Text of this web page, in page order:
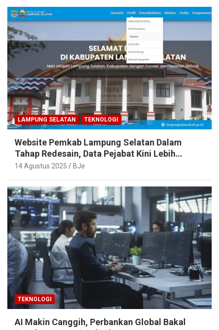
LAMPUNG SELATAN TEKNOLOGI
Website Pemkab Lampung Selatan Dalam
Tahap Redesain, Data Pejabat Kini Lebih
Mudah Diakses
14 Agustus 2025 BJe
TEKNOLOGI
AI Makin Canggih, Perbankan Global Bakal